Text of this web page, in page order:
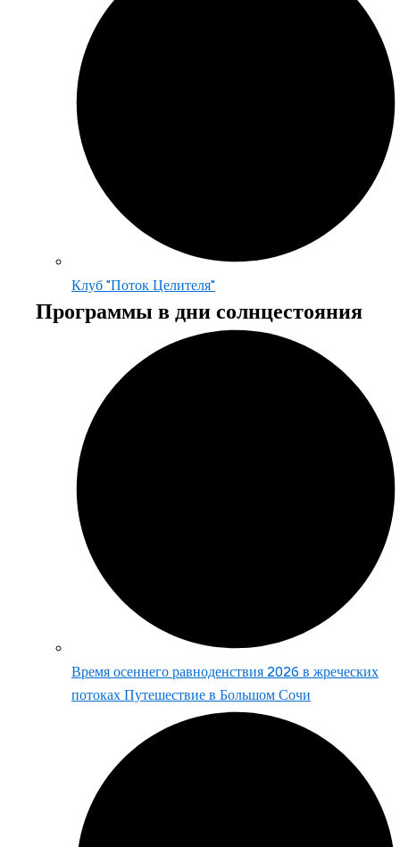
Клуб "Поток Целителя"
Программы в дни солнцестояния
Время осеннего равноденствия 2026 в жреческих
потоках Путешествие в Большом Сочи